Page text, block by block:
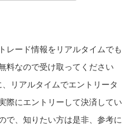
レード情報をリアルタイムでも
料なので受け取ってください
、リアルタイムでエントリータ
際にエントリーして決済してい
で、知りたい方は是非、参考に